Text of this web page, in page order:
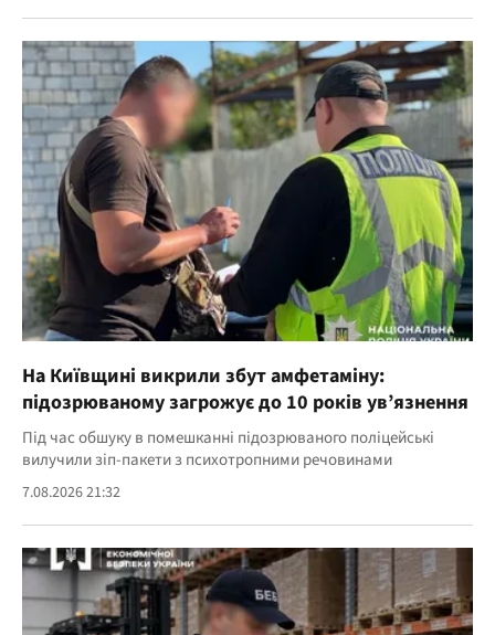
На Київщині викрили збут амфетаміну:
підозрюваному загрожує до 10 років ув’язнення
Під час обшуку в помешканні підозрюваного поліцейські
вилучили зіп-пакети з психотропними речовинами
7.08.2026 21:32